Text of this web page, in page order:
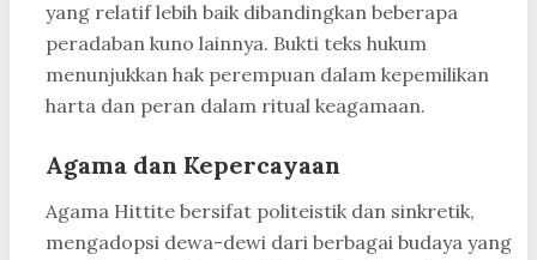
yang relatif lebih baik dibandingkan beberapa
peradaban kuno lainnya. Bukti teks hukum
menunjukkan hak perempuan dalam kepemilikan
harta dan peran dalam ritual keagamaan.
Agama dan Kepercayaan
Agama Hittite bersifat politeistik dan sinkretik,
mengadopsi dewa-dewi dari berbagai budaya yang